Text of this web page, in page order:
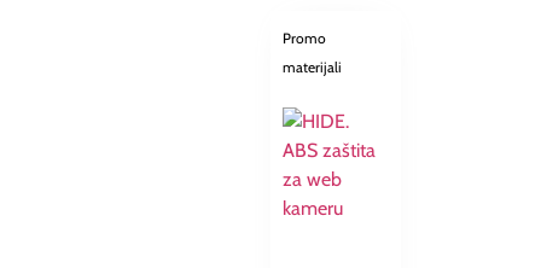
Promo
materijali